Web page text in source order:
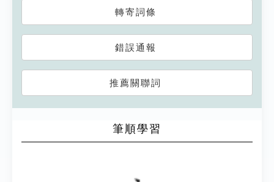
轉寄詞條
錯誤通報
推薦關聯詞
筆順學習